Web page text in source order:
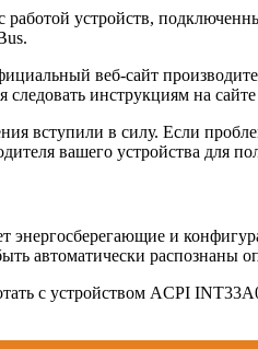
устройств,
веб-сайт
инструкциям на
вступили в силу. Если
вашего устройства для
энергосберегающие и
автоматически распознаны
с устройством ACPI